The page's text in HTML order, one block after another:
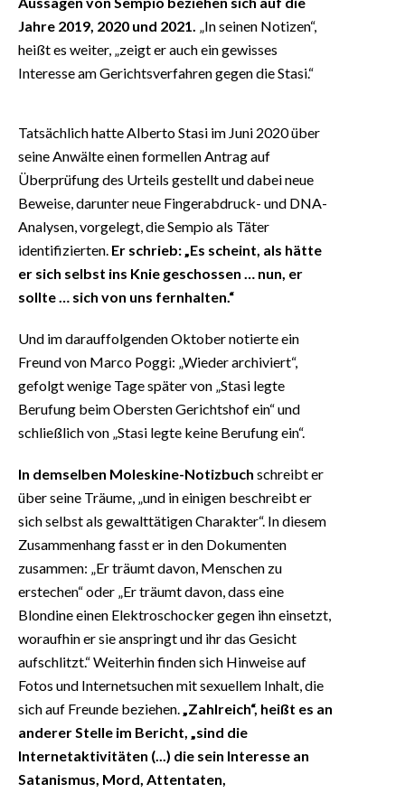
Jahre 2019, 2020 und 2021.
„In seinen Notizen“,
heißt es weiter, „zeigt er auch ein gewisses
Interesse am Gerichtsverfahren gegen die Stasi.“
Tatsächlich hatte Alberto Stasi im Juni 2020 über
seine Anwälte einen formellen Antrag auf
Überprüfung des Urteils gestellt und dabei neue
Beweise, darunter neue Fingerabdruck- und DNA-
Analysen, vorgelegt, die Sempio als Täter
identifizierten. Er schrieb: „Es scheint, als hätte
er sich selbst ins Knie geschossen … nun, er
sollte … sich von uns fernhalten.“
Und im darauffolgenden Oktober notierte ein
Freund von Marco Poggi: „Wieder archiviert“,
gefolgt wenige Tage später von „Stasi legte
Berufung beim Obersten Gerichtshof ein“ und
schließlich von „Stasi legte keine Berufung ein“.
In demselben Moleskine-Notizbuch schreibt er
über seine Träume, „und in einigen beschreibt er
sich selbst als gewalttätigen Charakter“. In diesem
Zusammenhang fasst er in den Dokumenten
zusammen: „Er träumt davon, Menschen zu
erstechen“ oder „Er träumt davon, dass eine
Blondine einen Elektroschocker gegen ihn einsetzt,
woraufhin er sie anspringt und ihr das Gesicht
aufschlitzt.“ Weiterhin finden sich Hinweise auf
Fotos und Internetsuchen mit sexuellem Inhalt, die
sich auf Freunde beziehen.
„Zahlreich“, heißt es an
anderer Stelle im Bericht, „sind die
Internetaktivitäten (...) die sein Interesse an
Satanismus, Mord, Attentaten,